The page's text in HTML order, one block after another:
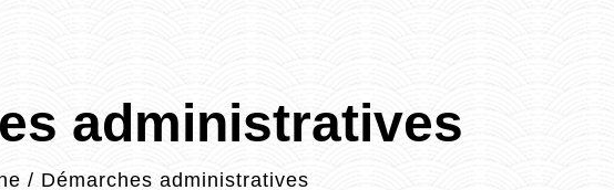
administratives
/ Démarches administratives